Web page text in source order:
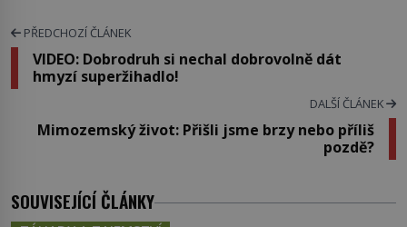
PŘEDCHOZÍ ČLÁNEK
VIDEO: Dobrodruh si nechal dobrovolně dát
hmyzí superžihadlo!
DALŠÍ ČLÁNEK
Mimozemský život: Přišli jsme brzy nebo příliš
pozdě?
SOUVISEJÍCÍ ČLÁNKY